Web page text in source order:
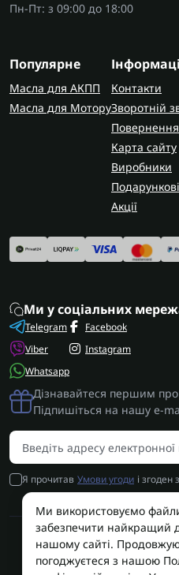
Пн-Пт: з 09:00 до 18:00
Популярне
Масла для АКПП
Масла для Мотору
Контакти
Зворотній
Карта сайту
Виробники
Акції
Ми у соціальних
Telegram
Viber
Whatsapp
Facebook
Instagram
Дізнавайтеся першим про
Підпишіться на нашу e-
Я прочитав Умови угоди і
AUTOSHIFT | Запчастини
Ми використовуємо
забезпечити найкращий
нашому сайті.
погоджуєтеся з нашою